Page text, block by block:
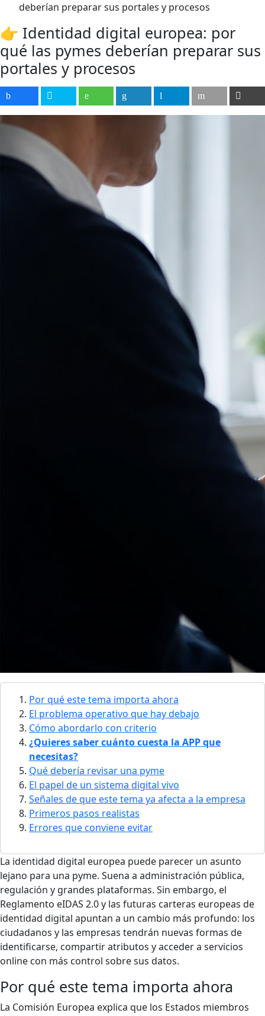
deberían preparar sus portales y procesos
👉 Identidad digital europea: por
qué las pymes deberían preparar sus
portales y procesos
Por qué este tema importa ahora
El problema operativo que hay debajo
Cómo abordarlo con criterio
¿Quieres saber cuánto cuesta la APP que
necesitas?
Qué debería revisar una pyme
El papel de un sistema digital vivo
Señales de que este tema ya afecta a la empresa
Primeros pasos realistas
Errores que conviene evitar
La identidad digital europea puede parecer un asunto
lejano para una pyme. Suena a administración pública,
regulación y grandes plataformas. Sin embargo, el
Reglamento eIDAS 2.0 y las futuras carteras europeas de
identidad digital apuntan a un cambio más profundo: los
ciudadanos y las empresas tendrán nuevas formas de
identificarse, compartir atributos y acceder a servicios
online con más control sobre sus datos.
Por qué este tema importa ahora
La Comisión Europea explica que los Estados miembros